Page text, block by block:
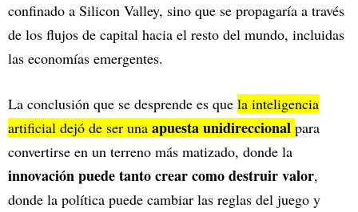
confinado a Silicon Valley, sino que se propagaría a través
de los flujos de capital hacia el resto del mundo, incluidas
las economías emergentes.
La conclusión que se desprende es que la inteligencia
artificial dejó de ser una apuesta unidireccional para
convertirse en un terreno más matizado, donde la
innovación puede tanto crear como destruir valor,
donde la política puede cambiar las reglas del juego y